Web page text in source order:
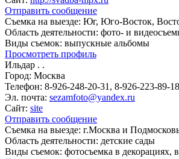
Отправить сообщение
Съемка на выезде: Юг, Юго-Восток,
Область деятельности: фото- и
Виды съемок: выпускные альбомы
Просмотреть профиль
Ильдар . .
Город: Москва
Телефон: 8-926-248-20-31, 8-926-223-89-
Эл. почта: sezamfoto@yandex.ru
Сайт: site
Отправить сообщение
Съемка на выезде: г.Москва и
Область деятельности: детские сады
Виды съемок: фотосъемка в декорациях,